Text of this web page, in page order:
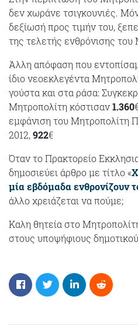
δεν χωράνε τσιγκουνιές.
δεξίωσή προς τιμήν του,
της τελετής ενθρόνισης
Άλλη απόφαση που
ίδιο νεοεκλεγέντα
γούστα και στα ράσα:
Μητροπολίτη κόστισαν1.360
εμφάνιση του Μητροπολίτη
2012,922€
Όταν το Πρακτορείο
δημοσιεύει άρθρο με τίτλο «
μία εβδόμαδα ενθρονίζουν
άλλο χρειάζεται να πούμε;
Καλη θητεία στο
στους υποψήφιους